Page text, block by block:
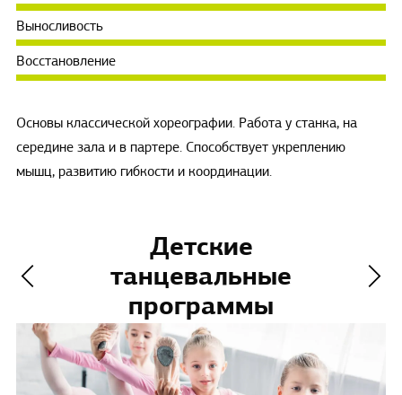
Выносливость
Восстановление
Основы классической хореографии. Работа у станка, на
середине зала и в партере. Способствует укреплению
мышц, развитию гибкости и координации.
Детские
танцевальные
программы